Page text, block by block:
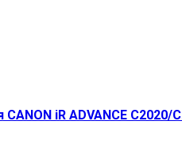
iR ADVANCE C2020/